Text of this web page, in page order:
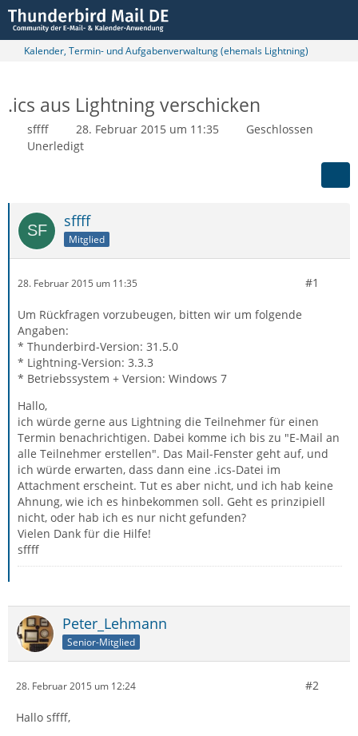
Kalender, Termin- und Aufgabenverwaltung (ehemals Lightning)
.ics aus Lightning verschicken
sffff 28. Februar 2015 um 11:35
Geschlossen
Unerledigt
sffff
Mitglied
28. Februar 2015 um 11:35 #1
Um Rückfragen vorzubeugen, bitten wir um folgende
Angaben:
* Thunderbird-Version: 31.5.0
* Lightning-Version: 3.3.3
* Betriebssystem + Version: Windows 7
Hallo,
ich würde gerne aus Lightning die Teilnehmer für einen
Termin benachrichtigen. Dabei komme ich bis zu "E-Mail an
alle Teilnehmer erstellen". Das Mail-Fenster geht auf, und
ich würde erwarten, dass dann eine .ics-Datei im
Attachment erscheint. Tut es aber nicht, und ich hab keine
Ahnung, wie ich es hinbekommen soll. Geht es prinzipiell
nicht, oder hab ich es nur nicht gefunden?
Vielen Dank für die Hilfe!
sffff
Peter_Lehmann
Senior-Mitglied
28. Februar 2015 um 12:24 #2
Hallo sffff,